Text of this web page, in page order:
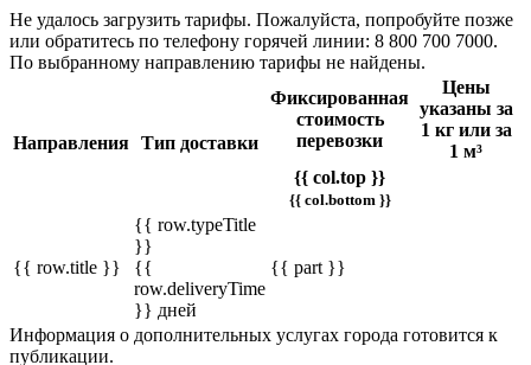
Не удалось загрузить тарифы. Пожалуйста, попробуйте позже
или обратитесь по телефону горячей линии: 8 800 700 7000.
По выбранному направлению тарифы не найдены.
Направления Тип доставки
Фиксированная
стоимость
перевозки
Цены
указаны за
1 кг или за
1 м³
{{ col.top }}
{{ col.bottom }}
{{ row.title }}
{{ row.typeTitle
}}
{{
row.deliveryTime
}} дней
{{ part }}
Информация о дополнительных услугах города готовится к
публикации.